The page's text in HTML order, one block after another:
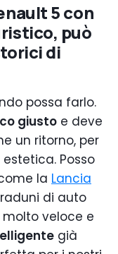
5 con
può
di
possa farlo.
giusto e deve
un ritorno, per
Posso
la Lancia
di auto
veloce e
già